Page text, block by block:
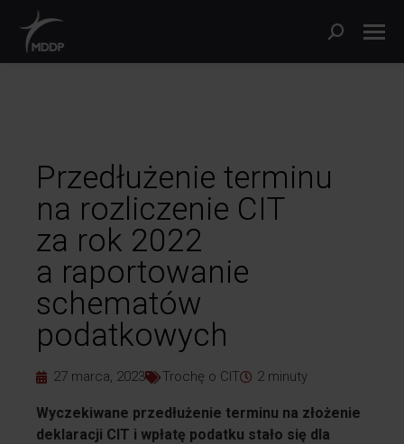
Przedłużenie terminu
na rozliczenie CIT
za rok 2022
a raportowanie
schematów
podatkowych
27 marca, 2023 Trochę o CIT 2 minuty
Wyczekiwane przedłużenie terminu na złożenie
deklaracji CIT i wpłatę podatku stało się dla